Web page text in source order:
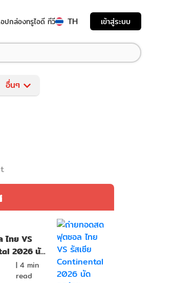
ปกล่องทรูไอดี ทีวี TH เข้าสู่ระบบ
อื่นๆ
ไทย VS
2026 นัด
| 4min
read